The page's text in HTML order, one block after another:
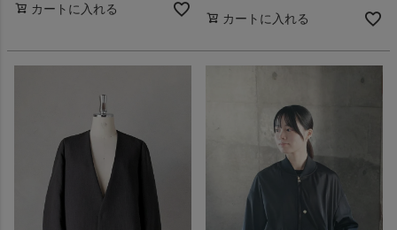
カートに入れる
カートに入れる